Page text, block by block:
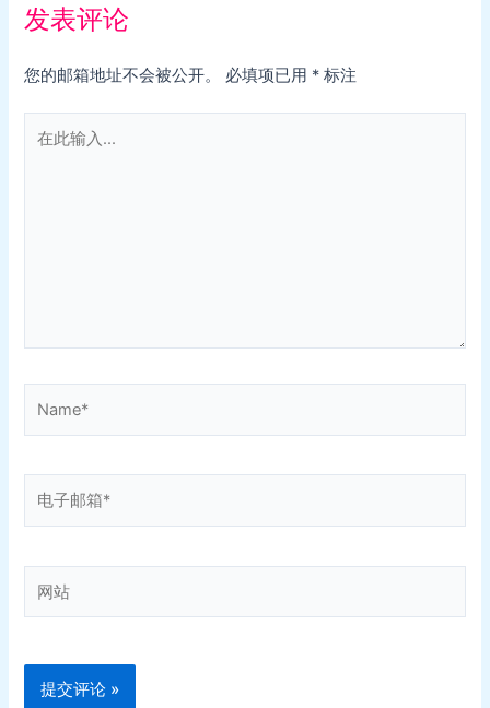
发表评论
您的邮箱地址不会被公开。 必填项已用 * 标注
箱
站